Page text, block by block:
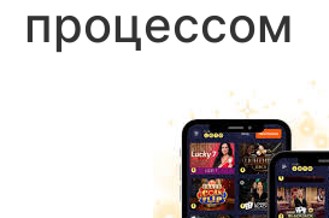
процессом